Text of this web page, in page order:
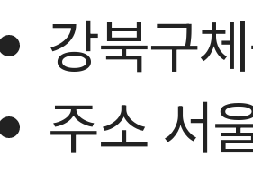
강북구
주소 서